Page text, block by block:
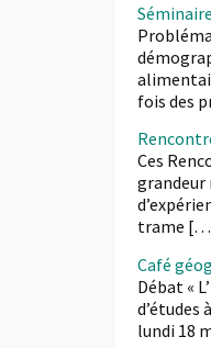
fois des
Ces
grandeur
trame
Café
Débat «
d’études
lundi 18